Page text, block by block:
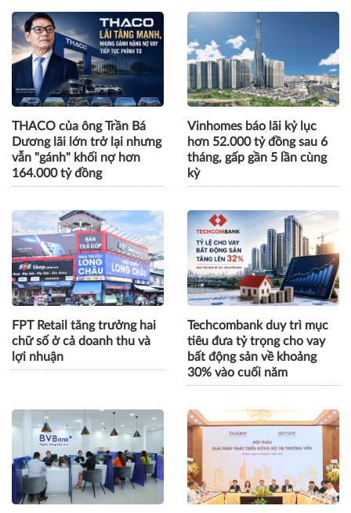
THACO của ông Trần Bá
Dương lãi lớn trở lại nhưng
vẫn "gánh" khối nợ hơn
164.000 tỷ đồng
Vinhomes báo lãi kỷ lục
hơn 52.000 tỷ đồng sau 6
tháng, gấp gần 5 lần cùng
kỳ
FPT Retail tăng trưởng hai
chữ số ở cả doanh thu và
lợi nhuận
Techcombank duy trì mục
tiêu đưa tỷ trọng cho vay
bất động sản về khoảng
30% vào cuối năm